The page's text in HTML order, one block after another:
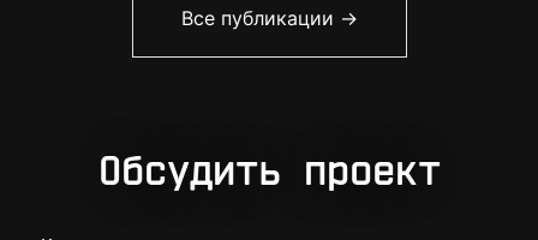
Все публикации →
Обсудить проект